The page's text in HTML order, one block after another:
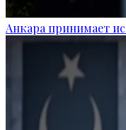
Анкара принимает